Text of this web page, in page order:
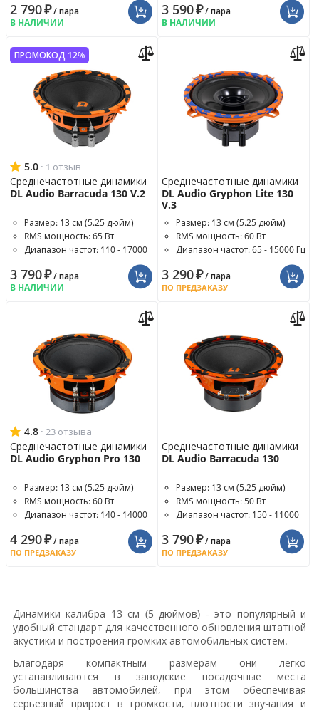
2 790₽/ пара
В НАЛИЧИИ
3 590₽/ пара
В НАЛИЧИИ
ПРОМОКОД 12%
5.0 · 1 отзыв
Среднечастотные динамики
DL Audio Barracuda 130 V.2
Размер: 13 см (5.25 дюйм)
RMS мощность: 65 Вт
Диапазон частот: 110 - 17000
3 790₽/ пара
В НАЛИЧИИ
Среднечастотные динамики
DL Audio Gryphon Lite 130
V.3
Размер: 13 см (5.25 дюйм)
RMS мощность: 60 Вт
Диапазон частот: 65 - 15000 Гц
3 290₽/ пара
ПО ПРЕДЗАКАЗУ
4.8 · 23 отзыва
Среднечастотные динамики
DL Audio Gryphon Pro 130
Размер: 13 см (5.25 дюйм)
RMS мощность: 60 Вт
Диапазон частот: 140 - 14000
4 290₽/ пара
ПО ПРЕДЗАКАЗУ
Среднечастотные динамики
DL Audio Barracuda 130
Размер: 13 см (5.25 дюйм)
RMS мощность: 50 Вт
Диапазон частот: 150 - 11000
3 790₽/ пара
ПО ПРЕДЗАКАЗУ
Динамики калибра 13 см (5 дюймов) - это популярный и
удобный стандарт для качественного обновления штатной
акустики и построения громких автомобильных систем.
Благодаря компактным размерам они легко
устанавливаются в заводские посадочные места
большинства автомобилей, при этом обеспечивая
серьезный прирост в громкости, плотности звучания и